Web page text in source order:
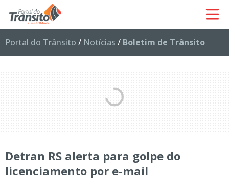
Portal do Trânsito / Notícias / Boletim de Trânsito
Detran RS alerta para golpe do
licenciamento por e-mail